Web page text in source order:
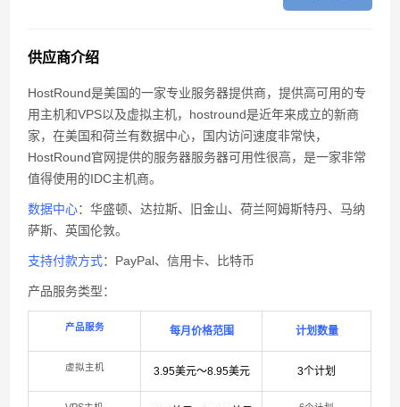
供应商介绍
HostRound是美国的一家专业服务器提供商，提供高可用的专
用主机和VPS以及虚拟主机，hostround是近年来成立的新商
家，在美国和荷兰有数据中心，国内访问速度非常快，
HostRound官网提供的服务器服务器可用性很高，是一家非常
值得使用的IDC主机商。
数据中心：华盛顿、达拉斯、旧金山、荷兰阿姆斯特丹、马纳
萨斯、英国伦敦。
支持付款方式：PayPal、信用卡、比特币
产品服务类型：
产品服务 每月价格范围 计划数量
虚拟主机 3.95美元～8.95美元 3个计划